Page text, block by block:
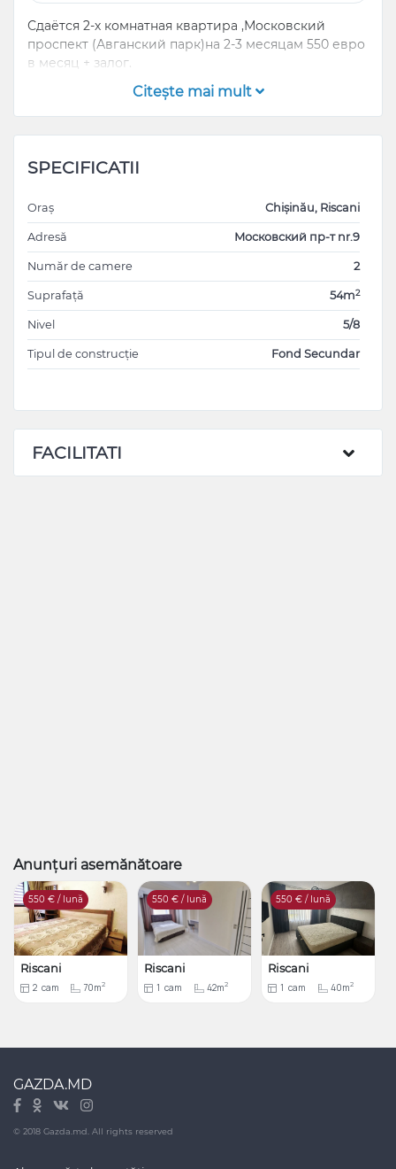
Сдаётся 2-х комнатная квартира ,Московский
проспект (Авганский парк)на 2-3 месяцам 550 евро
в месяц + залог.
Citeşte mai mult
SPECIFICATII
Oraș Chișinău, Riscani
Adresă Московский пр-т nr.9
Număr de camere 2
Suprafață 54m2
Nivel 5/8
Tipul de construcție Fond Secundar
FACILITATI
Anunțuri asemănătoare
550 € / lună
Riscani
2 cam 70m2
550 € / lună
Riscani
1 cam 42m2
550 € / lună
Riscani
1 cam 40m2
GAZDA.MD
© 2018 Gazda.md. All rights reserved